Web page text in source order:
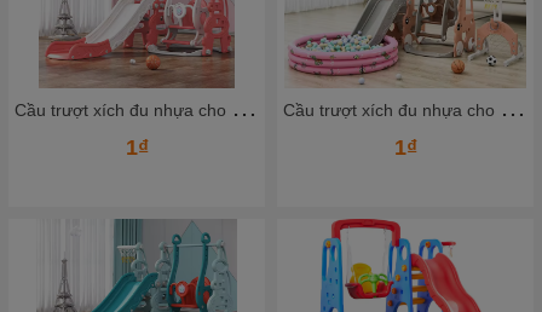
C
ầu trượt xích đu nhựa cho bé CTXDN13_ Dochoikinhbac C
ầu trượt xích đu nhựa cho bé CTXDN11_ Dochoikinhbac